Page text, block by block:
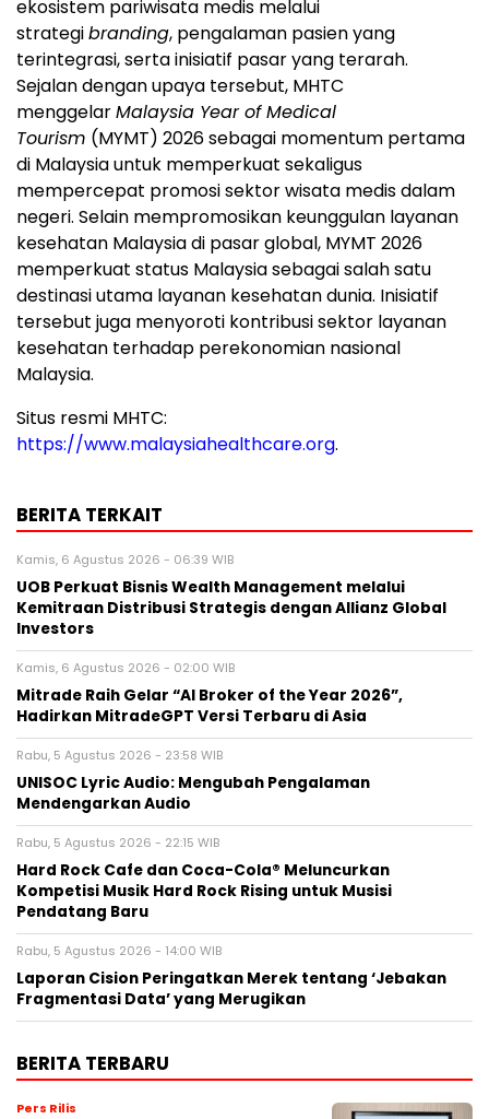
ekosistem pariwisata medis melalui
strategibranding, pengalaman pasien yang
terintegrasi, serta inisiatif pasar yang terarah.
Sejalan dengan upaya tersebut, MHTC
menggelarMalaysia Year of Medical
Tourism (MYMT) 2026 sebagai momentum pertama
di Malaysia untuk memperkuat sekaligus
mempercepat promosi sektor wisata medis dalam
negeri. Selain mempromosikan keunggulan layanan
kesehatan Malaysia di pasar global, MYMT 2026
memperkuat status Malaysia sebagai salah satu
destinasi utama layanan kesehatan dunia. Inisiatif
tersebut juga menyoroti kontribusi sektor layanan
kesehatan terhadap perekonomian nasional
Malaysia.
Situs resmi MHTC:
https://www.malaysiahealthcare.org.
BERITA TERKAIT
Kamis, 6 Agustus 2026 - 06:39 WIB
UOB Perkuat Bisnis Wealth Management melalui
Kemitraan Distribusi Strategis dengan Allianz Global
Investors
Kamis, 6 Agustus 2026 - 02:00 WIB
Mitrade Raih Gelar “AI Broker of the Year 2026”,
Hadirkan MitradeGPT Versi Terbaru di Asia
Rabu, 5 Agustus 2026 - 23:58 WIB
UNISOC Lyric Audio: Mengubah Pengalaman
Mendengarkan Audio
Rabu, 5 Agustus 2026 - 22:15 WIB
Hard Rock Cafe dan Coca-Cola® Meluncurkan
Kompetisi Musik Hard Rock Rising untuk Musisi
Pendatang Baru
Rabu, 5 Agustus 2026 - 14:00 WIB
Laporan Cision Peringatkan Merek tentang ‘Jebakan
Fragmentasi Data’ yang Merugikan
BERITA TERBARU
Pers Rilis